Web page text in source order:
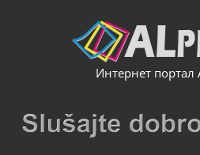
Интернет портал